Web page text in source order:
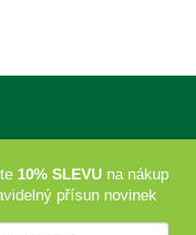
10% SLEVUna nákup
přísun novinek